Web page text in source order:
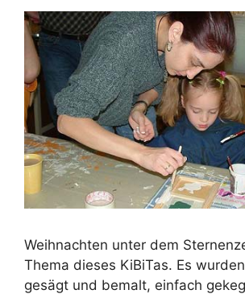
Weihnachten unter dem
Thema dieses KiBiTas. Es
gesägt und bemalt, einfach